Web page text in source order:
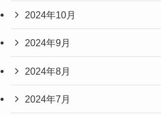
2024年10月
2024年9月
2024年8月
2024年7月